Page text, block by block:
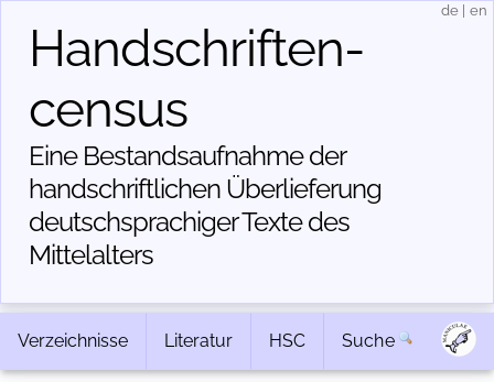
Handschriften­
census
Eine Bestandsaufnahme der
handschriftlichen Über­lieferung
deutschsprachiger Texte des
Mittelalters
de en
Verzeichnisse Literatur HSC Suche